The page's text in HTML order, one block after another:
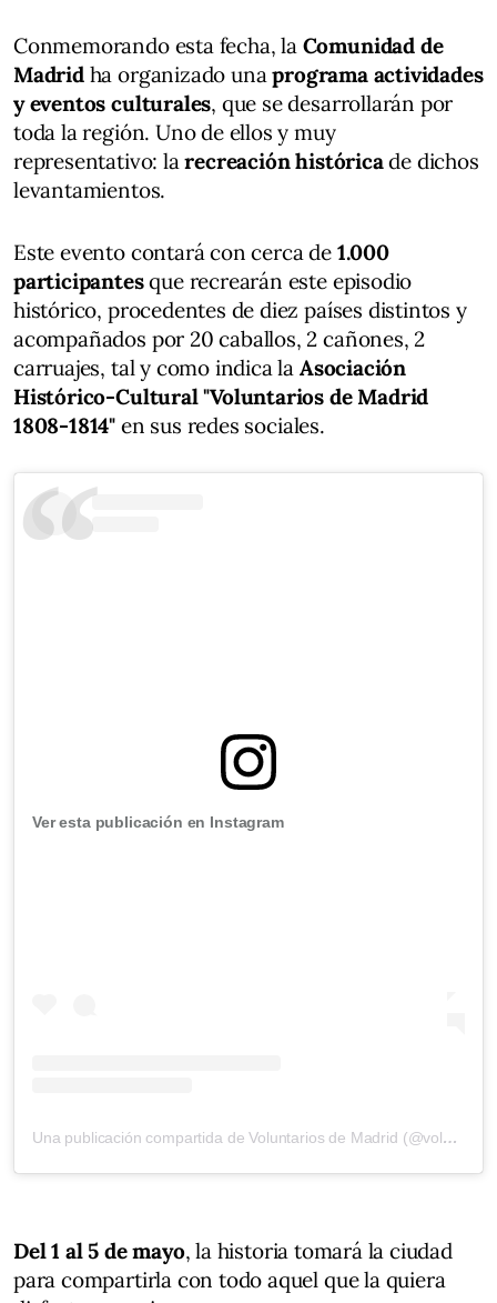
Conmemorando esta fecha, la Comunidad de
Madridha organizado unaprograma actividades
y eventos culturales, que se desarrollarán por
toda la región. Uno de ellos y muy
representativo: larecreación históricade dichos
levantamientos.
Este evento contará con cerca de 1.000
participantesque recrearán este episodio
histórico, procedentes de diez países distintos y
acompañados por 20 caballos, 2 cañones, 2
carruajes, tal y como indica la Asociación
Histórico-Cultural "Voluntarios de Madrid
1808-1814" en sus redes sociales.
Ver esta publicación en Instagram
Una publicación compartida de Voluntarios de Madrid (@voluntariosdemadrid1808)
Del 1 al 5 de mayo, la historia tomará la ciudad
para compartirla con todo aquel que la quiera